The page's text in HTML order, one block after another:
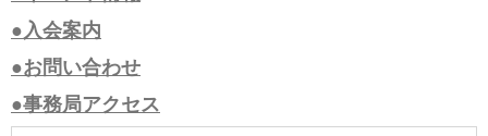
●入会案内
●お問い合わせ
●事務局アクセス